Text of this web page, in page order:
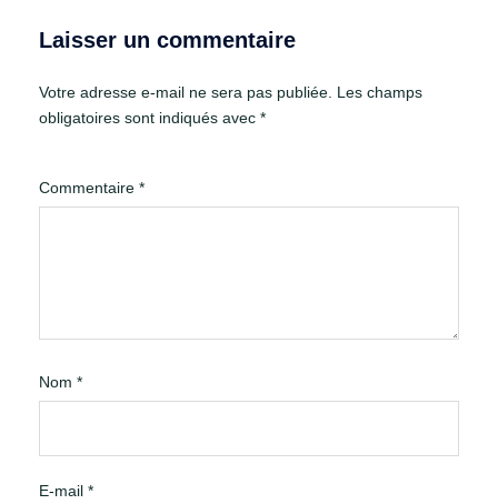
Laisser un commentaire
Votre adresse e-mail ne sera pas publiée. Les champs
obligatoires sont indiqués avec *
Commentaire *
Nom *
E-mail *